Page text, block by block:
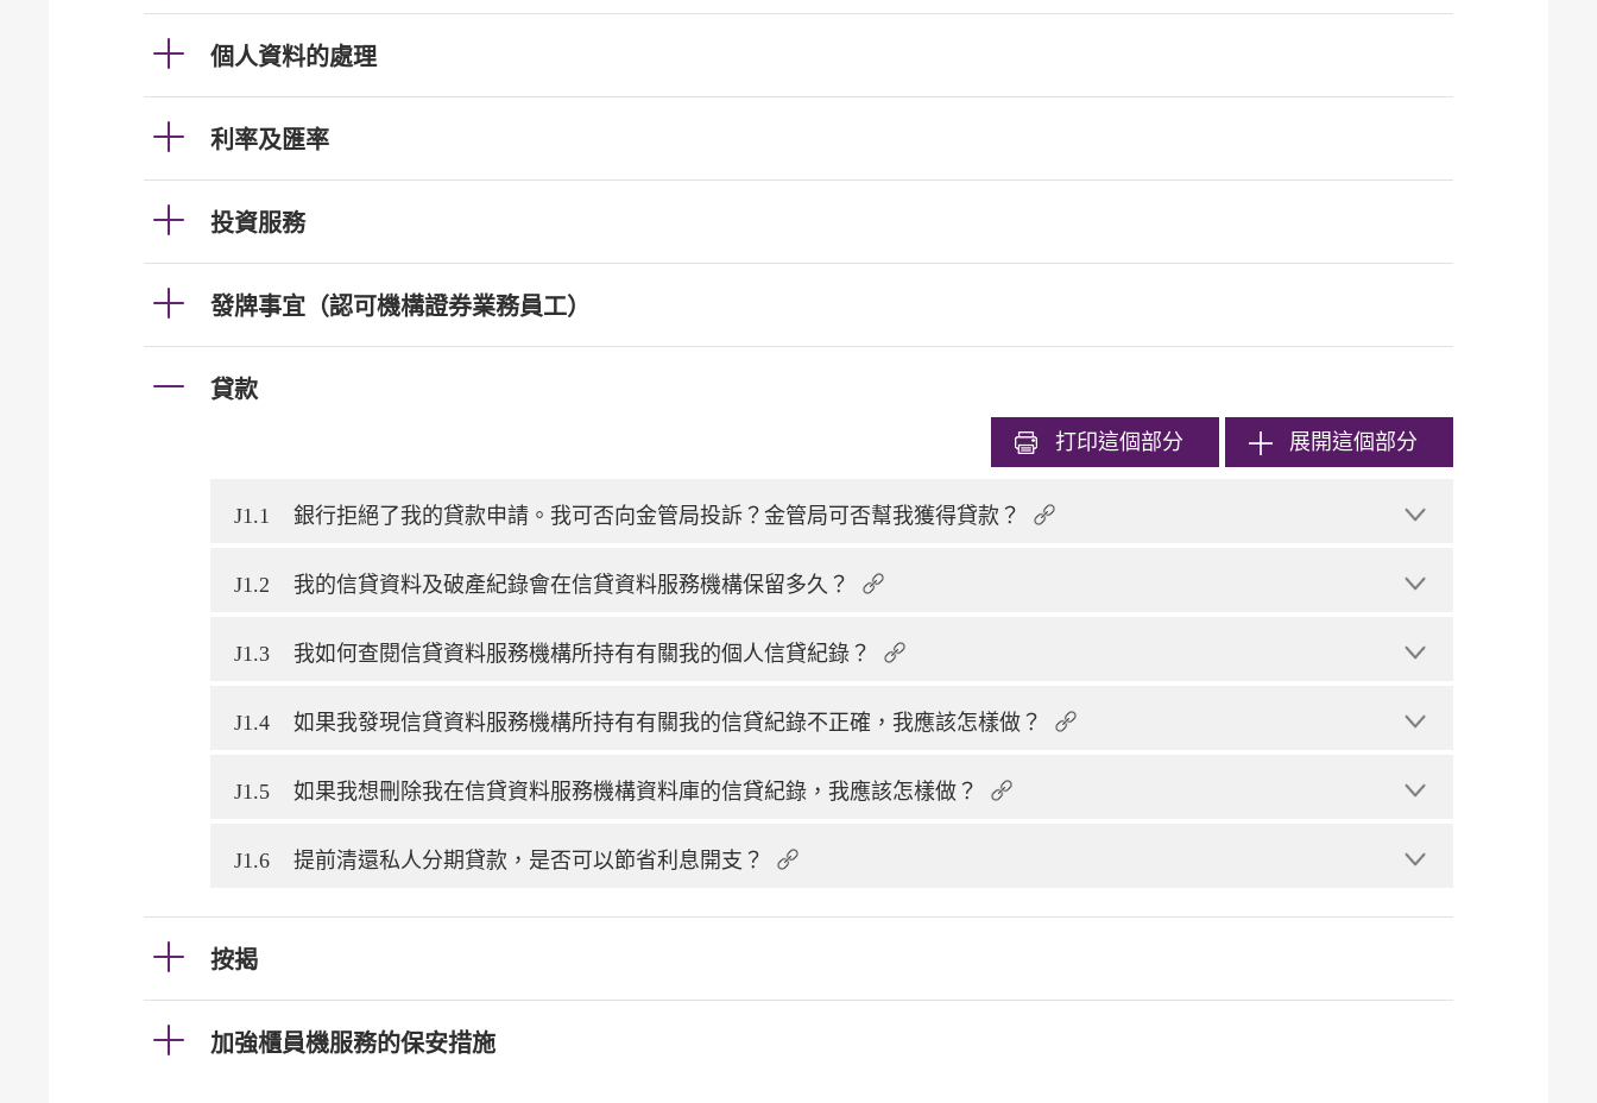
個人資料的處理
利率及匯率
投資服務
發牌事宜（認可機構證券業務員工）
貸款
打印這個部分 展開這個部分
J1.1 銀行拒絕了我的貸款申請。我可否向金管局投訴？金管局可否幫我獲得貸款？
J1.2 我的信貸資料及破產紀錄會在信貸資料服務機構保留多久？
J1.3 我如何查閱信貸資料服務機構所持有有關我的個人信貸紀錄？
J1.4 如果我發現信貸資料服務機構所持有有關我的信貸紀錄不正確，我應該怎樣做？
J1.5 如果我想刪除我在信貸資料服務機構資料庫的信貸紀錄，我應該怎樣做？
J1.6 提前清還私人分期貸款，是否可以節省利息開支？
按揭
加強櫃員機服務的保安措施